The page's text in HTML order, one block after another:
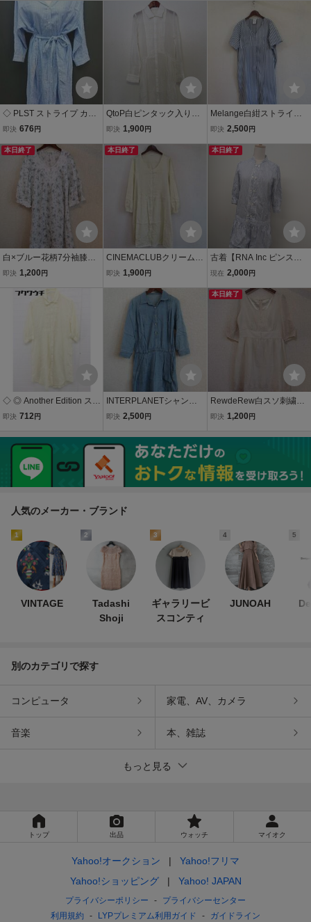
◇ PLST ストライプ カジ
ュアル リネン混 麻 綿 コ
ミモレ シャツ ワンピース
サイズM ブルー レディー
即決 676 円
QtoP白ピンタック入り長
袖シャツワンピース（US
即決 1,900 円
Melange白紺ストライプV
ネック半袖シャツワンピ
即決 2,500 円
本日終了
白×ブルー花柄7分袖膝丈
ワンピ（USED）22014)
即決 1,200 円
本日終了
CINEMACLUBクリームド
ット長袖ワンピ（USE
即決 1,900 円
本日終了
古着【RNA Inc ピンスト
ライプ ワンピース シャ
ス 半袖 ブラウス ストライ
現在 2,000 円
◇ ◎ Another Edition スト
ライプ 七分袖 膝下丈 ワン
レディース
即決 712 円
INTERPLANETシャンブ
レー7分袖チュニック（U
即決 2,500 円
本日終了
RewdeRew白スソ刺繍入
り5分袖ワンピース(USE
即決 1,200 円
人気のメーカー・ブランド
1
VINTAGE
2
Tadashi
Shoji
3
ギャラリービ
スコンティ
4
JUNOAH
5
別のカテゴリで探す
コンピュータ 家電、AV、カメラ
音楽 本、雑誌
もっと見る
トップ 出品 ウォッチ マイオク
Yahoo!オークション
Yahoo!フリマ
Yahoo!ショッピング
Yahoo! JAPAN
プライバシーポリシー
プライバシーセンター
利用規約
LYPプレミアム利用ガイド ガイドライン